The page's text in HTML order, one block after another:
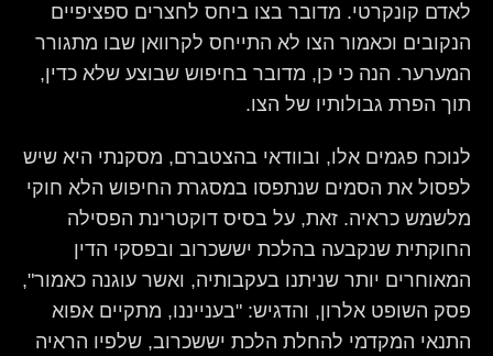
לאדם קונקרטי. מדובר בצו ביחס לחצרים ספציפיים
הנקובים וכאמור הצו לא התייחס לקרוואן שבו מתגורר
המערער. הנה כי כן, מדובר בחיפוש שבוצע שלא כדין,
תוך הפרת גבולותיו של הצו.
לנוכח פגמים אלו, ובוודאי בהצטברם, מסקנתי היא שיש
לפסול את הסמים שנתפסו במסגרת החיפוש הלא חוקי
מלשמש כראיה. זאת, על בסיס דוקטרינת הפסילה
החוקתית שנקבעה בהלכת יששכרוב ובפסקי הדין
המאוחרים יותר שניתנו בעקבותיה, ואשר עוגנה כאמור",
פסק השופט אלרון, והדגיש: "בענייננו, מתקיים אפוא
התנאי המקדמי להחלת הלכת יששכרוב, שלפיו הראיה